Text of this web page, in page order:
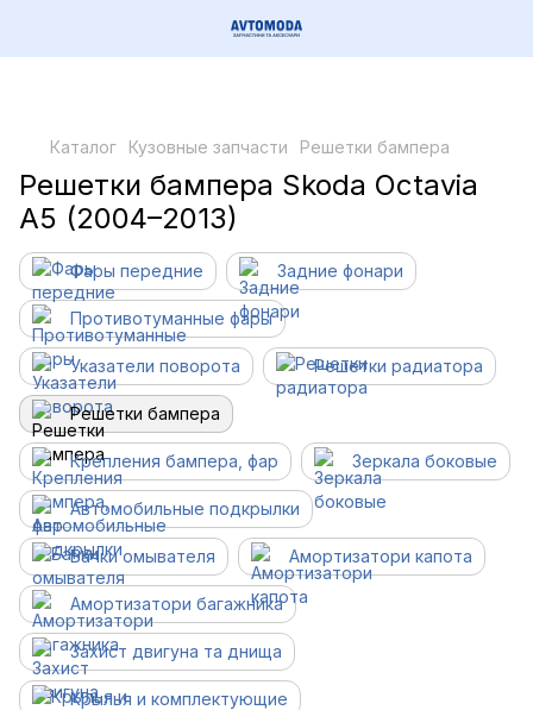
Каталог Кузовные запчасти Решетки бампера
Решетки бампера Skoda Octavia
A5 (2004–2013)
Фары передние Задние фонари
Противотуманные фары
Указатели поворота Решетки радиатора
Решетки бампера
Крепления бампера, фар Зеркала боковые
Автомобильные подкрылки
Бачки омывателя Амортизатори капота
Амортизатори багажника
Захист двигуна та днища
Крылья и комплектующие